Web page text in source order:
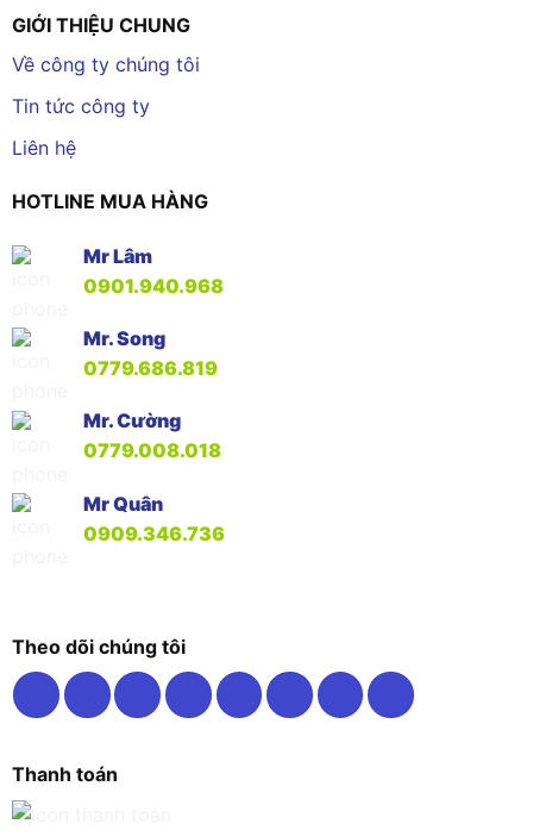
GIỚI THIỆU CHUNG
Về công ty chúng tôi
Tin tức công ty
Liên hệ
HOTLINE MUA HÀNG
Mr Lâm
0901.940.968
Mr. Song
0779.686.819
Mr. Cường
0779.008.018
Mr Quân
0909.346.736
Theo dõi chúng tôi
Thanh toán